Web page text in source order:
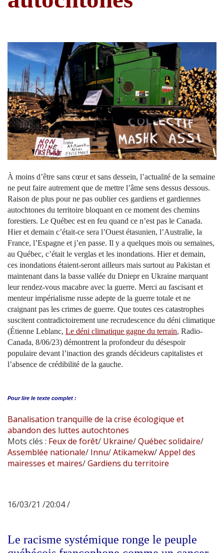
À moins d’être sans cœur et sans dessein, l’actualité de la semaine
ne peut faire autrement que de mettre l’âme sens dessus dessous.
Raison de plus pour ne pas oublier ces gardiens et gardiennes
autochtones du territoire bloquant en ce moment des chemins
forestiers. Le Québec est en feu quand ce n’est pas le Canada.
Hier et demain c’était-ce sera l’Ouest étasunien, l’Australie, la
France, l’Espagne et j’en passe. Il y a quelques mois ou semaines,
au Québec, c’était le verglas et les inondations. Hier et demain,
ces inondations étaient-seront ailleurs mais surtout au Pakistan et
maintenant dans la basse vallée du Dniepr en Ukraine marquant
leur rendez-vous macabre avec la guerre. Merci au fascisant et
menteur impérialisme russe adepte de la guerre totale et ne
craignant pas les crimes de guerre. Que toutes ces catastrophes
suscitent contradictoirement une recrudescence du déni climatique
(Étienne Leblanc, Le déni climatique gagne du terrain, Radio-
Canada, 8/06/23) démontrent la profondeur du désespoir
populaire devant l’inaction des grands décideurs capitalistes et
l’absence de crédibilité de la gauche.
Pour lire le texte complet :
Banalisation tranquille de la crise écologique et
abandon des luttes autochtones
Mots clés : Feux de forêt/ Ukraine/Québec solidaire/
Assemblée nationale/ Innu/Atikamekw/Appel des
mairesses et maires/Gardiens du territoire
16/03/21 /20:04 /
Le racisme systémique ronge le peuple